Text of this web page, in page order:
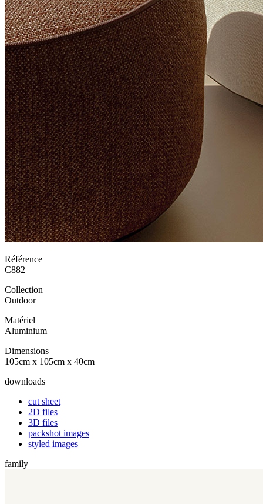
Référence
C882
Collection
Outdoor
Matériel
Aluminium
Dimensions
105cm x 105cm x 40cm
downloads
cut sheet
2D files
3D files
packshot images
styled images
family